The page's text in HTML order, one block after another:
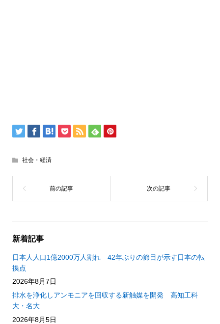
社会・経済
新着記事
日本人人口1億2000万人割れ 42年ぶりの節目が示す日本の転
換点
2026年8月7日
排水を浄化しアンモニアを回収する新触媒を開発 高知工科
大・名大
2026年8月5日